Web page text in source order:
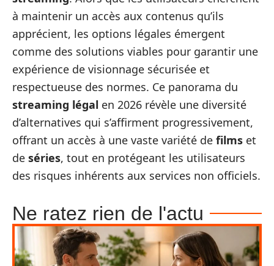
à maintenir un accès aux contenus qu’ils
apprécient, les options légales émergent
comme des solutions viables pour garantir une
expérience de visionnage sécurisée et
respectueuse des normes. Ce panorama du
streaming légal en 2026 révèle une diversité
d’alternatives qui s’affirment progressivement,
offrant un accès à une vaste variété de films et
de séries, tout en protégeant les utilisateurs
des risques inhérents aux services non officiels.
Ne ratez rien de l'actu